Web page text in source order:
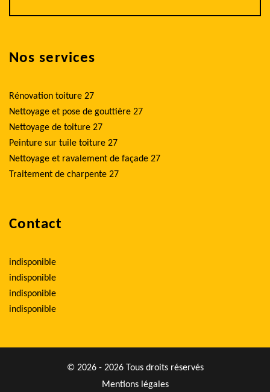
Nos services
Rénovation toiture 27
Nettoyage et pose de gouttière 27
Nettoyage de toiture 27
Peinture sur tuile toiture 27
Nettoyage et ravalement de façade 27
Traitement de charpente 27
Contact
indisponible
indisponible
indisponible
indisponible
© 2026 - 2026 Tous droits réservés
Mentions légales